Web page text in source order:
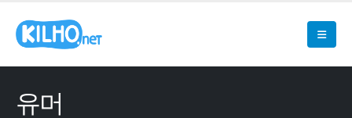
유머